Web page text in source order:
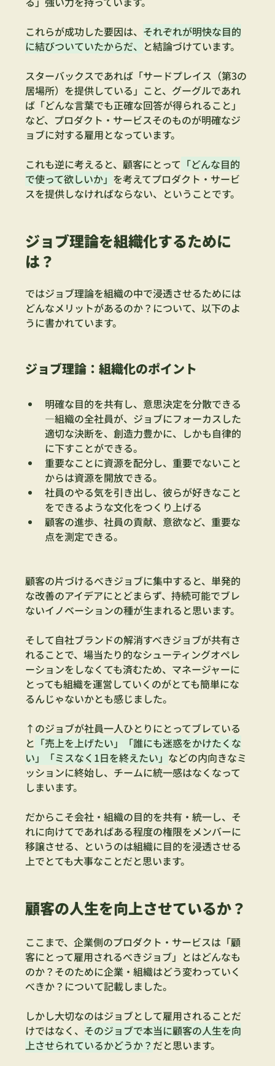
これらが成功した要因は、 それぞれが明快な目的
に結びついていたからだ、 と結論づけています。
スターバックスであれば「サードプレイス（第3の
居場所）を提供している」こと、グーグルであれ
ば「どんな言葉でも正確な回答が得られること」
など、プロダクト・サービスそのものが明確なジ
ョブに対する雇用となっています。
これも逆に考えると、顧客にとって 「どんな目的
で使って欲しいか」 を考えてプロダクト・サービ
スを提供しなければならない、ということです。
ジョブ理論を組織化するために
は？
ではジョブ理論を組織の中で浸透させるためには
どんなメリットがあるのか？について、以下のよ
うに書かれています。
ジョブ理論：組織化のポイント
明確な目的を共有し、意思決定を分散できる
—組織の全社員が、ジョブにフォーカスした
適切な決断を、創造力豊かに、しかも自律的
に下すことができる。
重要なことに資源を配分し、重要でないこと
からは資源を開放できる。
社員のやる気を引き出し、彼らが好きなこと
をできるような文化をつくり上げる
顧客の進歩、社員の貢献、意欲など、重要な
点を測定できる。
顧客の片づけるべきジョブに集中すると、単発的
な改善のアイデアにとどまらず、持続可能でブレ
ないイノベーションの種が生まれると思います。
そして自社ブランドの解消すべきジョブが共有さ
れることで、場当たり的なシューティングオペレ
ーションをしなくても済むため、マネージャーに
とっても組織を運営していくのがとても簡単にな
るんじゃないかとも感じました。
↑のジョブが社員一人ひとりにとってブレている
と 「売上を上げたい」「誰にも迷惑をかけたくな
い」「ミスなく1日を終えたい」 などの内向きなミ
ッションに終始し、チームに統一感はなくなって
しまいます。
だからこそ会社・組織の目的を共有・統一し、そ
れに向けてであればある程度の権限をメンバーに
移譲させる、というのは組織に目的を浸透させる
上でとても大事なことだと思います。
顧客の人生を向上させているか？
ここまで、企業側のプロダクト・サービスは「顧
客にとって雇用されるべきジョブ」とはどんなも
のか？そのために企業・組織はどう変わっていく
べきか？について記載しました。
しかし大切なのはジョブとして雇用されることだ
けではなく、 そのジョブで本当に顧客の人生を向
上させられているかどうか？ だと思います。